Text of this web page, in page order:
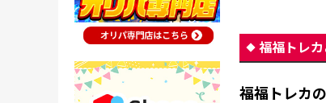
福福トレ
福福トレカ